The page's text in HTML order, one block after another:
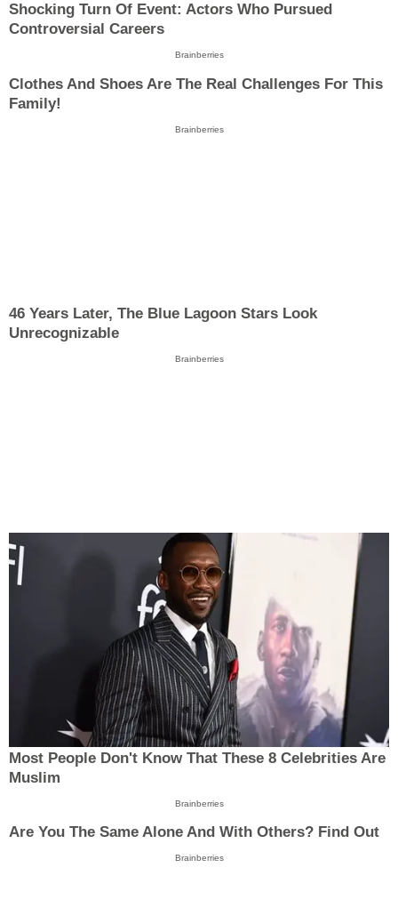
Shocking Turn Of Event: Actors Who Pursued
Controversial Careers
Brainberries
Clothes And Shoes Are The Real Challenges For This
Family!
Brainberries
46 Years Later, The Blue Lagoon Stars Look
Unrecognizable
Brainberries
Most People Don't Know That These 8 Celebrities Are
Muslim
Brainberries
Are You The Same Alone And With Others? Find Out
Brainberries